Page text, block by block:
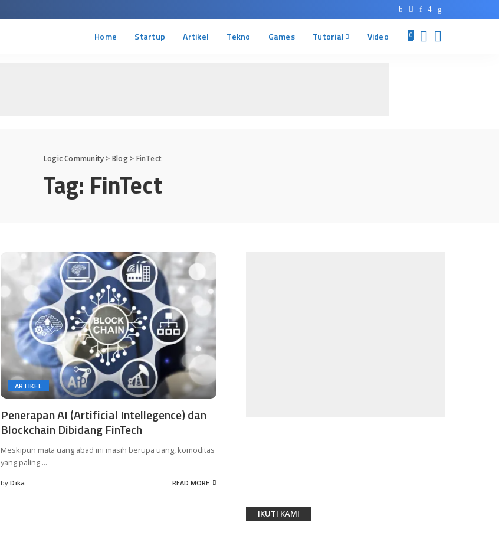
Home Startup Artikel Tekno Games Tutorial Video 0
Logic Community > Blog> FinTect
Tag: FinTect
ARTIKEL
Penerapan AI (Artificial Intellegence) dan
Blockchain Dibidang FinTech
Meskipun mata uang abad ini masih berupa uang, komoditas
yang paling ...
Posted
by Dika READ MORE
IKUTI KAMI